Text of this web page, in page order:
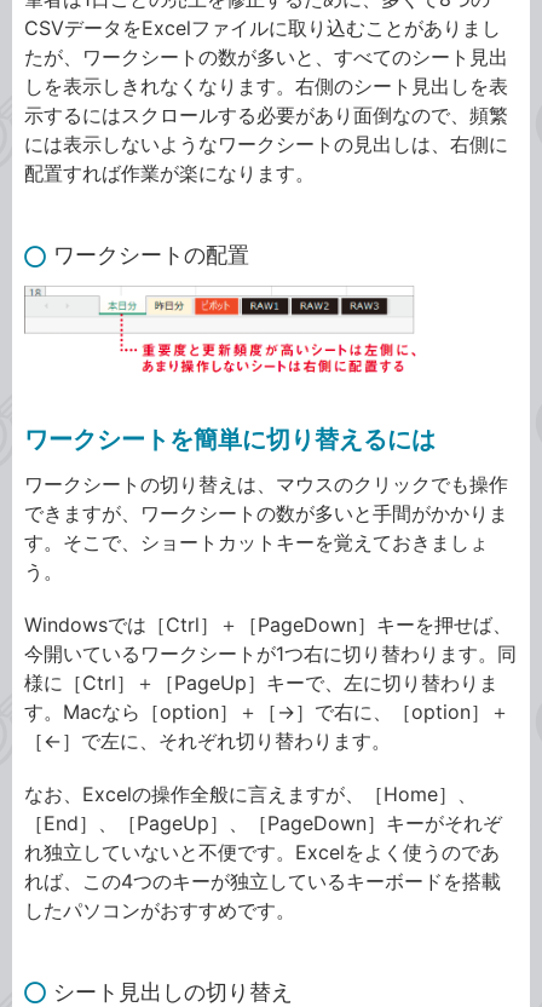
CSVデータをExcelファイルに取り込むことがありまし
たが、ワークシートの数が多いと、すべてのシート見出
しを表示しきれなくなります。右側のシート見出しを表
示するにはスクロールする必要があり面倒なので、頻繁
には表示しないようなワークシートの見出しは、右側に
配置すれば作業が楽になります。
ワークシートの配置
ワークシートを簡単に切り替えるには
ワークシートの切り替えは、マウスのクリックでも操作
できますが、ワークシートの数が多いと手間がかかりま
す。そこで、ショートカットキーを覚えておきましょ
う。
Windowsでは［Ctrl］＋［PageDown］キーを押せば、
今開いているワークシートが1つ右に切り替わります。同
様に［Ctrl］＋［PageUp］キーで、左に切り替わりま
す。Macなら［option］＋［→］で右に、［option］＋
［←］で左に、それぞれ切り替わります。
なお、Excelの操作全般に言えますが、［Home］、
［End］、［PageUp］、［PageDown］キーがそれぞ
れ独立していないと不便です。Excelをよく使うのであ
れば、この4つのキーが独立しているキーボードを搭載
したパソコンがおすすめです。
シート見出しの切り替え